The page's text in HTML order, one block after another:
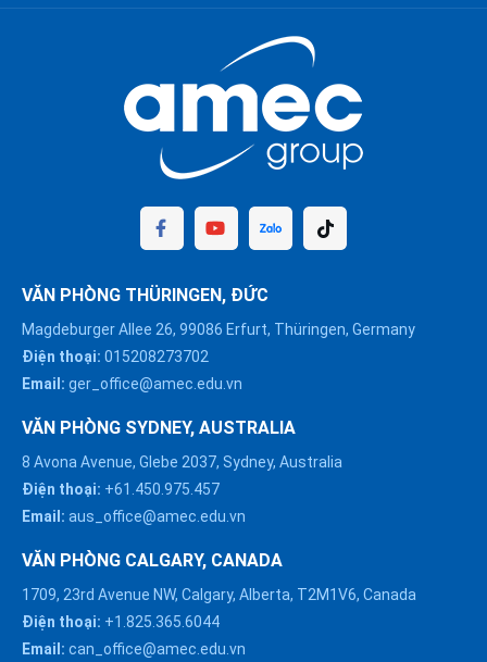
VĂN PHÒNG THÜRINGEN, ĐỨC
Magdeburger Allee 26, 99086 Erfurt, Thüringen, Germany
Điện thoại: 015208273702
Email: ger_office@amec.edu.vn
VĂN PHÒNG SYDNEY, AUSTRALIA
8 Avona Avenue, Glebe 2037, Sydney, Australia
Điện thoại: +61.450.975.457
Email: aus_office@amec.edu.vn
VĂN PHÒNG CALGARY, CANADA
1709, 23rd Avenue NW, Calgary, Alberta, T2M1V6, Canada
Điện thoại: +1.825.365.6044
Email: can_office@amec.edu.vn